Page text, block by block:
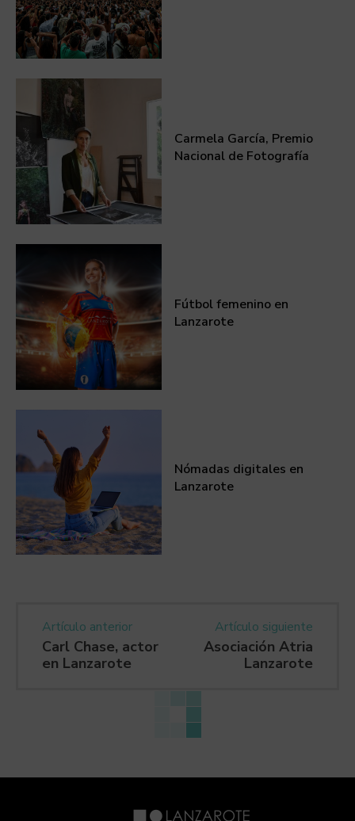
Carmela García, Premio
Nacional de Fotografía
Fútbol femenino en
Lanzarote
Nómadas digitales en
Lanzarote
Artículo anterior
Carl Chase, actor
en Lanzarote
Artículo siguiente
Asociación Atria
Lanzarote